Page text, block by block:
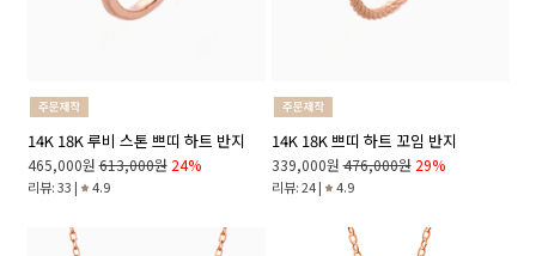
14K 18K 루비 스톤 쁘띠 하트 반지
465,000원 613,000원 24%
리뷰: 33 | 4.9
14K 18K 쁘띠 하트 꼬임 반지
339,000원 476,000원 29%
리뷰: 24 | 4.9